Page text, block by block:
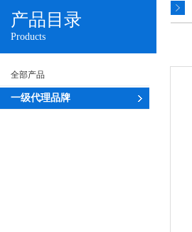
产品目录
Products
全部产品
一级代理品牌